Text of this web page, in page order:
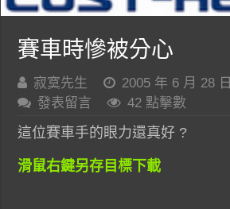
賽車時慘被分心
寂寞先生 2005 年 6 月 28 日
發表留言
42 點擊數
這位賽車手的眼力還真好 ?
滑鼠右鍵另存目標下載